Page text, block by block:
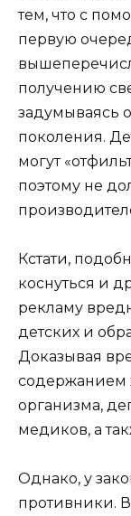
тем, что с
первую
получению
задумываясь
поколения.
могут
поэтому не
Кстати,
коснуться и
рекламу
детских и
Доказывая
содержанием
организма,
медиков, а
Однако, у
противники.